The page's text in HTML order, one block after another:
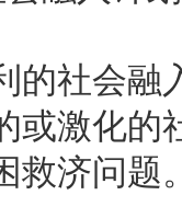
社会融入
或激化的
济问题。